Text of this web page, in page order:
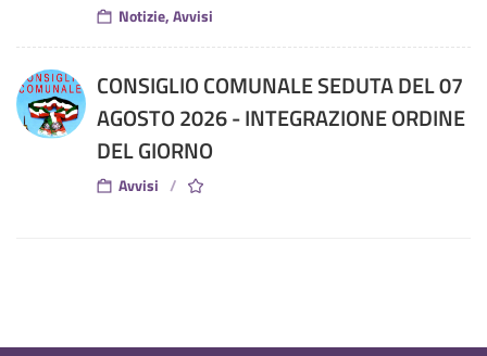
Notizie, Avvisi
CONSIGLIO COMUNALE SEDUTA DEL 07
AGOSTO 2026 - INTEGRAZIONE ORDINE
DEL GIORNO
Avvisi